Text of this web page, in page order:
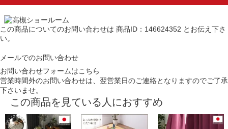
この商品についてのお問い合わせは 商品ID：146624352 とお伝え下さ
い。
メールでのお問い合わせ
お問い合わせフォームはこちら
営業時間外のお問い合わせは、翌営業日のご連絡となりますのでご了承
下さいませ。
この商品を見ている人におすすめ